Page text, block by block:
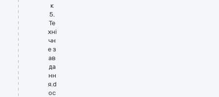
к
5.
Те
хні
чн
е з
ав
да
нн
я.d
oc